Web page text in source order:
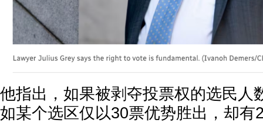
他指出，如果被剥夺投票权的选民人
如某个选区仅以30票优势胜出，却有